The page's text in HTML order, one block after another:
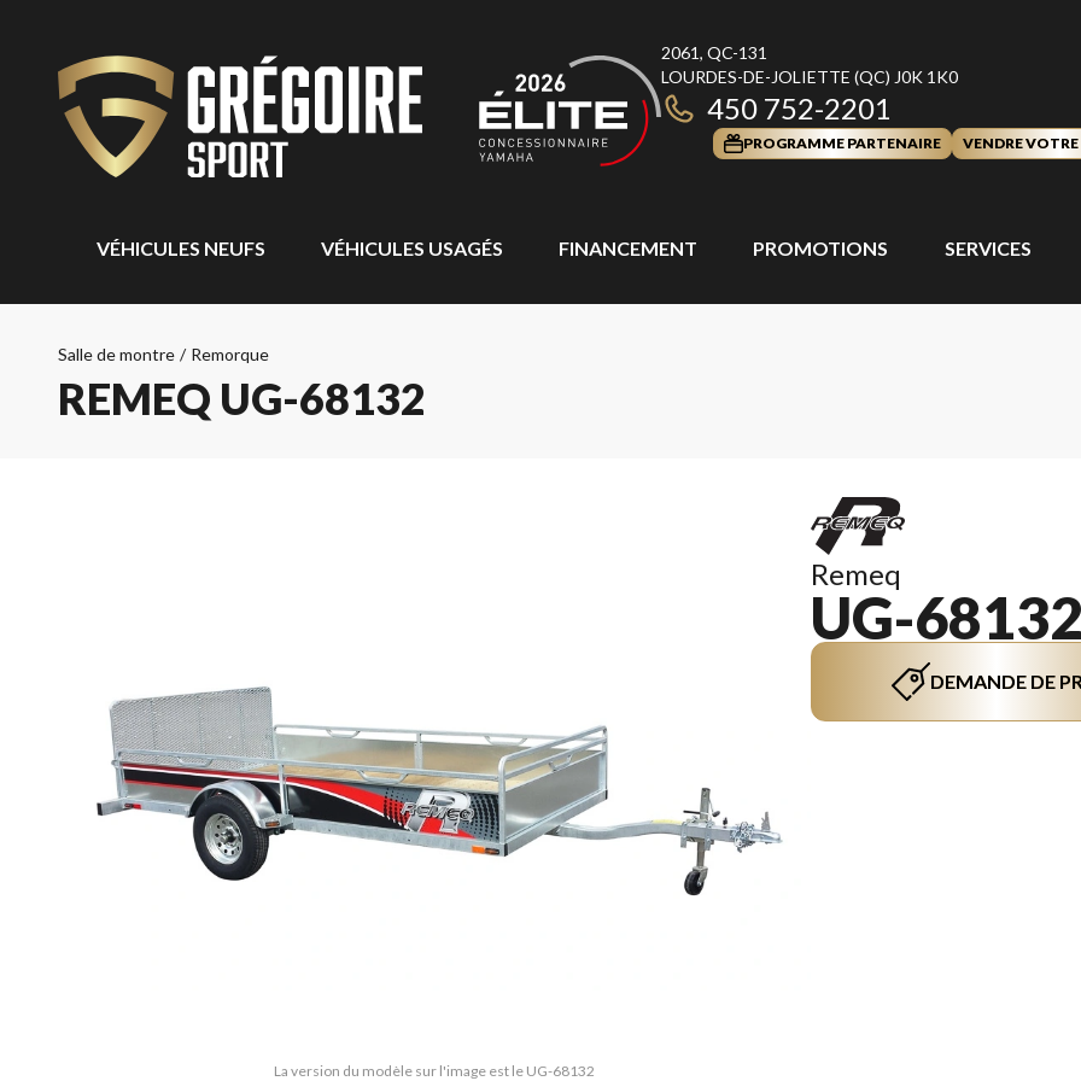
2061, QC-131
LOURDES-DE-JOLIETTE (QC) J0K 1K0
450 752-2201
PROGRAMME PARTENAIRE VENDRE
VÉHICULES NEUFS VÉHICULES USAGÉS FINANCEMENT PROMOTIONS SERVICES
Salle de montre / Remorque
REMEQ UG-68132
La version du modèle sur l'image est le UG-68132
Remeq
UG-
DEMANDE DE